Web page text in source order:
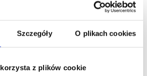
Szczegóły O plikach cookies
z plików cookie
ponad 100 obiektów
konsultingową oferującą
każdym etapie powstawania
komercyjnych. Działalność
doradztwo na rynku